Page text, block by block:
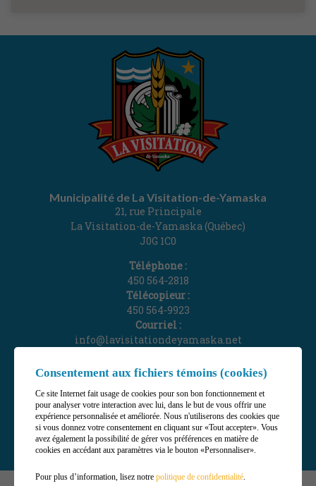
Consentement aux fichiers témoins (cookies)
Ce site Internet fait usage de cookies pour son bon fonctionnement et
pour analyser votre interaction avec lui, dans le but de vous offrir une
expérience personnalisée et améliorée. Nous n'utiliserons des cookies que
si vous donnez votre consentement en cliquant sur «Tout accepter». Vous
avez également la possibilité de gérer vos préférences en matière de
cookies en accédant aux paramètres via le bouton «Personnaliser».
Pour plus d’information, lisez notre politique de confidentialité.
Municipalité de La Visitation-de-Yamaska
21, rue Principale
La Visitation-de-Yamaska (Québec)
J0G 1C0
Téléphone :
450 564‑2818
Télécopieur :
450 564‑9923
Courriel :
info@lavisitationdeyamaska.net